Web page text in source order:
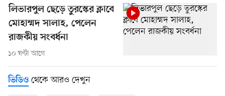
লিভারপুল ছেড়ে তুরস্কের ক্লাবে
মোহাম্মদ সালাহ, পেলেন
রাজকীয় সংবর্ধনা
১০ ঘণ্টা আগে
ভিডিও থেকে আরও দেখুন